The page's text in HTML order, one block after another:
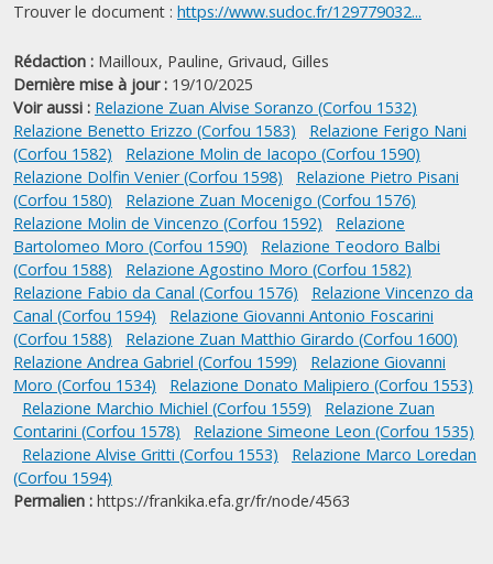
Trouver le document : https://www.sudoc.fr/129779032...
Rédaction : Mailloux, Pauline, Grivaud, Gilles
Dernière mise à jour : 19/10/2025
Voir aussi : Relazione Zuan Alvise Soranzo (Corfou 1532)
Relazione Benetto Erizzo (Corfou 1583)
Relazione Ferigo Nani
(Corfou 1582)
Relazione Molin de Iacopo (Corfou 1590)
Relazione Dolfin Venier (Corfou 1598)
Relazione Pietro Pisani
(Corfou 1580)
Relazione Zuan Mocenigo (Corfou 1576)
Relazione Molin de Vincenzo (Corfou 1592)
Relazione
Bartolomeo Moro (Corfou 1590)
Relazione Teodoro Balbi
(Corfou 1588)
Relazione Agostino Moro (Corfou 1582)
Relazione Fabio da Canal (Corfou 1576)
Relazione Vincenzo da
Canal (Corfou 1594)
Relazione Giovanni Antonio Foscarini
(Corfou 1588)
Relazione Zuan Matthio Girardo (Corfou 1600)
Relazione Andrea Gabriel (Corfou 1599)
Relazione Giovanni
Moro (Corfou 1534)
Relazione Donato Malipiero (Corfou 1553)
Relazione Marchio Michiel (Corfou 1559)
Relazione Zuan
Contarini (Corfou 1578)
Relazione Simeone Leon (Corfou 1535)
Relazione Alvise Gritti (Corfou 1553)
Relazione Marco Loredan
(Corfou 1594)
Permalien : https://frankika.efa.gr/fr/node/4563